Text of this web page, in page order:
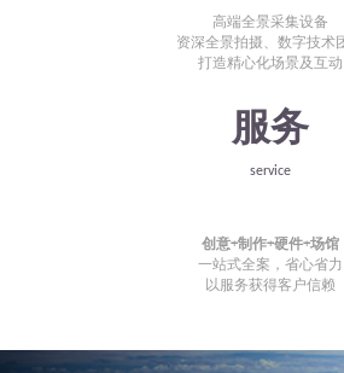
高端全景采集设备
资深全景拍摄、数字技术
打造精心化场景及互动
服务
service
创意+制作+硬件+场馆
一站式全案，省心省力
以服务获得客户信赖